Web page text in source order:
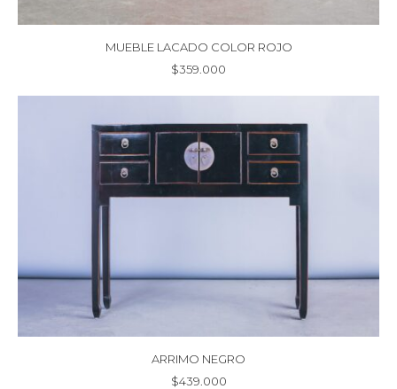
MUEBLE LACADO COLOR ROJO
$359.000
ARRIMO NEGRO
$439.000